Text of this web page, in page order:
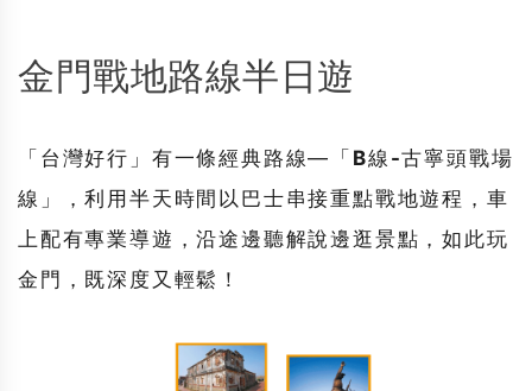
金門戰地路線半日遊
「 台灣好行 」有一條經典路線—「 B線-古寧頭戰場
線 」，利用半天時間以巴士串接重點戰地遊程，車
上配有專業導遊，沿途邊聽解說邊逛景點，如此玩
金門，既深度又輕鬆！